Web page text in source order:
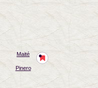
Maité
Pinero